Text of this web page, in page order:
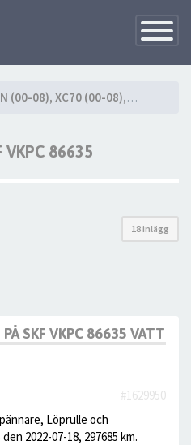
Toggle
XC70 (00-08), XC90 (03-14)
VKPC 86635
18 inlägg
SKF VKPC 86635
#1629950
Löprulle och
2022-07-18, 297685 km.